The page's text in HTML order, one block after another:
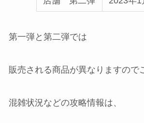
第一弾と第二弾では
販売される商品が異なりますので
混雑状況などの攻略情報は、